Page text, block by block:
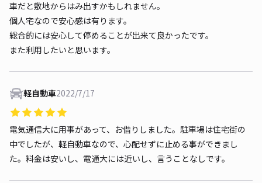
車だと敷地からはみ出すかもしれません。
個人宅なので安心感は有ります。
総合的には安心して停めることが出来て良かったです。
また利用したいと思います。
軽自動車2022/7/17
電気通信大に用事があって、お借りしました。駐車場は住宅街の
中でしたが、軽自動車なので、心配せずに止める事ができまし
た。料金は安いし、電通大には近いし、言うことなしです。